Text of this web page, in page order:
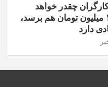
افزایش حقوق ۱۴۰۵ کارگران چقدر خواهد
بود؟/ گلپور: اگر حقوق به ۱۸ میلیون تومان هم برسد،
دارد